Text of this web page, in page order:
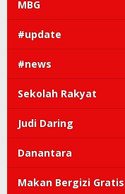
MBG
#update
#news
Sekolah Rakyat
Judi Daring
Danantara
Makan Bergizi Gratis